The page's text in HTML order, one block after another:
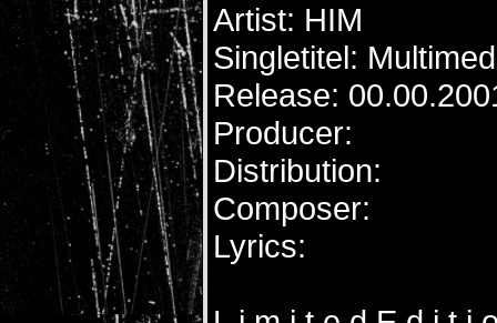
Artist: HIM
Singletitel:
Release:
Producer:
Distribution:
Composer:
Lyrics: